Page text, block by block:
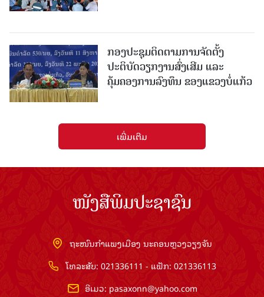
ກອງປະຊຸມຕິດຕາມການຈັດຕັ້ງ
ປະຕິບັດວຽກງານສົ່ງເສີມ ແລະ
ຄຸ້ມຄອງການລົງທຶນ ຂອງແຂວງບໍ່ແກ້ວ
ເພີ່ມເຕີມ
ໜັງສືພິມປະຊາຊົນ
ຖະໜົນກຳແພງເມືອງ ນະຄອນຫຼວງວຽງຈັນ
ໂທລະສັບ: 021336111 - ແຟັກ: 021336113
ອີເມວ: pasaxonn@yahoo.com